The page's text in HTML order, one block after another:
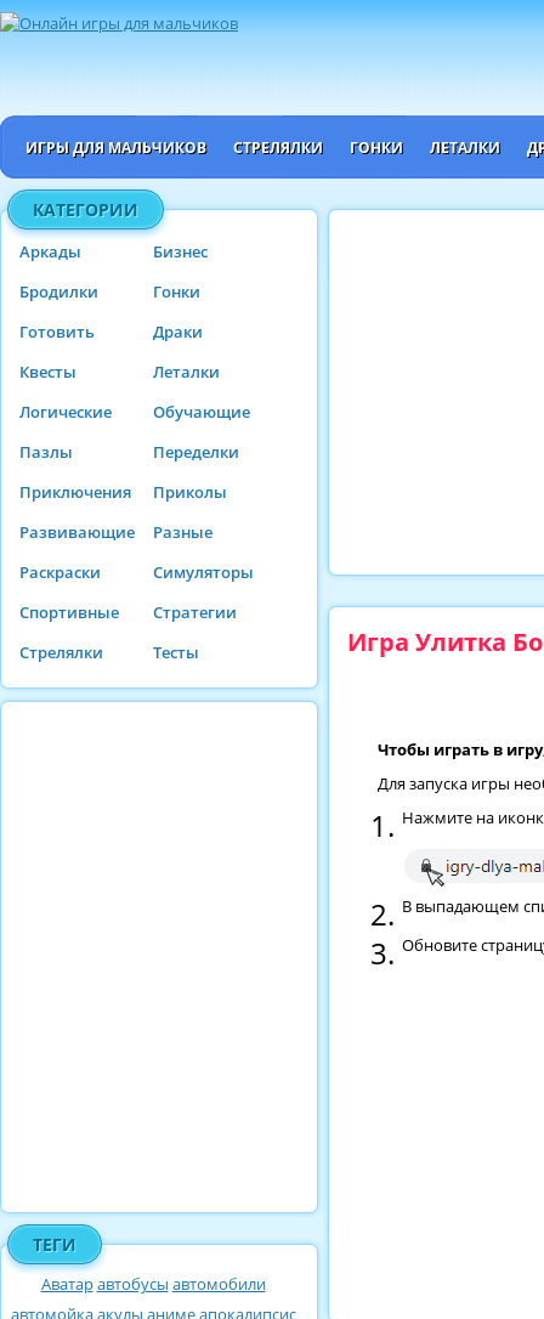
ИГРЫ ДЛЯ МАЛЬЧИКОВ СТРЕЛЯЛКИ ГОНКИ ЛЕТАЛКИ
КАТЕГОРИИ
Аркады
Бизнес
Бродилки
Гонки
Готовить
Драки
Квесты
Леталки
Логические
Обучающие
Пазлы
Переделки
Приключения
Приколы
Развивающие
Разные
Раскраски
Симуляторы
Спортивные
Стратегии
Стрелялки
Тесты
ТЕГИ
Аватаравтобусы автомобили
автомойкаакулы анимеапокалипсис
Игра Улитка
Чтобы играть в
Для запуска игры
Нажмите на
В выпадающем
Обновите